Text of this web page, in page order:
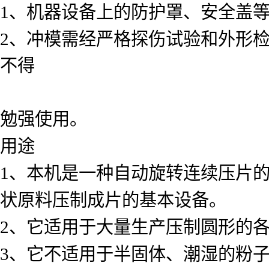
1、机器设备上的防护罩、安全盖
2、冲模需经严格探伤试验和外形
不得
勉强使用。
用途
1、本机是一种自动旋转连续压片
状原料压制成片的基本设备。
2、它适用于大量生产压制圆形的
3、它不适用于半固体、潮湿的粉